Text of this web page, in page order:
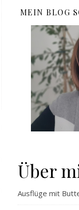
MEIN BLOG
Über
Ausflüge mit